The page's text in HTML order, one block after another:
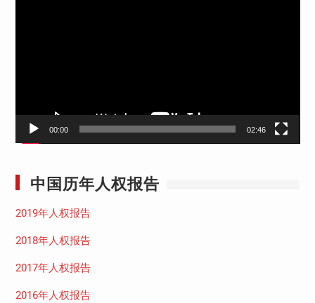
00:00 02:46
中国历年人权报告
2019年人权报告
2018年人权报告
2017年人权报告
2016年人权报告